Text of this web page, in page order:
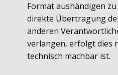
Format aushändigen
direkte Übertragung
anderen
verlangen, erfolgt dies
technisch machbar ist.